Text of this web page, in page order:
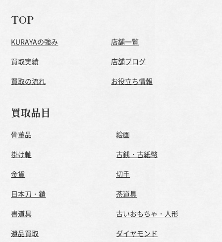
TOP
KURAYAの強み
買取実績
買取の流れ
店舗一覧
店舗ブログ
お役立ち情報
買取品目
骨董品
絵画
掛け軸
古銭・古紙幣
金貨
切手
日本刀・鎧
茶道具
書道具
古いおもちゃ・人形
遺品買取
ダイヤモンド